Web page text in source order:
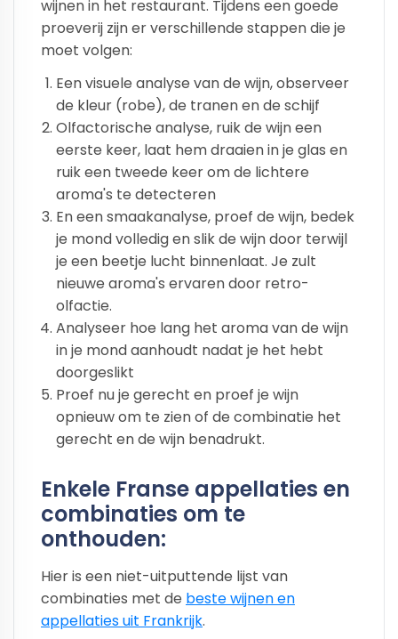
wijnen in het restaurant. Tijdens een goede
proeverij zijn er verschillende stappen die je
moet volgen:
Een visuele analyse van de wijn, observeer
de kleur (robe), de tranen en de schijf
Olfactorische analyse, ruik de wijn een
eerste keer, laat hem draaien in je glas en
ruik een tweede keer om de lichtere
aroma's te detecteren
En een smaakanalyse, proef de wijn, bedek
je mond volledig en slik de wijn door terwijl
je een beetje lucht binnenlaat. Je zult
nieuwe aroma's ervaren door retro-
olfactie.
Analyseer hoe lang het aroma van de wijn
in je mond aanhoudt nadat je het hebt
doorgeslikt
Proef nu je gerecht en proef je wijn
opnieuw om te zien of de combinatie het
gerecht en de wijn benadrukt.
Enkele Franse appellaties en
combinaties om te
onthouden:
Hier is een niet-uitputtende lijst van
combinaties met de beste wijnen en
appellaties uit Frankrijk.